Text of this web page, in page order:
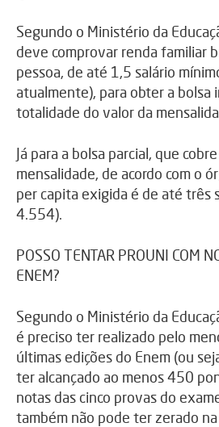
Segundo o Ministério da
deve comprovar renda familiar
pessoa, de até 1,5 salário
atualmente), para obter a bolsa
totalidade do valor da
Já para a bolsa parcial, que
mensalidade, de acordo com o
per capita exigida é de até três
4.554).
POSSO TENTAR PROUNI COM
ENEM?
Segundo o Ministério da
é preciso ter realizado pelo
últimas edições do Enem (ou
ter alcançado ao menos 450
notas das cinco provas do
também não pode ter zerado